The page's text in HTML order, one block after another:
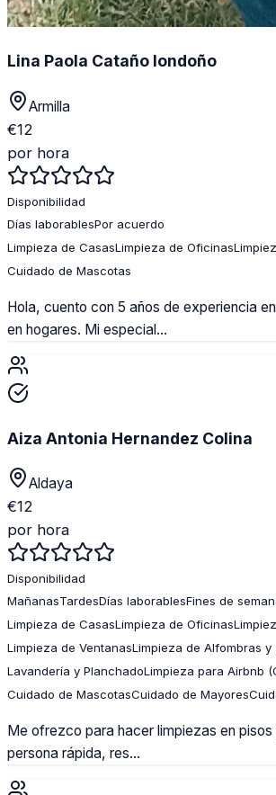
Lina Paola Cataño londoño
Armilla
€12
por hora
Disponibilidad
Días laborablesPor acuerdo
Limpieza de CasasLimpieza de Oficinas
Cuidado de Mascotas
Hola, cuento con 5 años de experiencia
en hogares. Mi especial...
Aiza Antonia Hernandez Colina
Aldaya
€12
por hora
Disponibilidad
MañanasTardesDías laborablesFines de
Limpieza de CasasLimpieza de Oficinas
Limpieza de VentanasLimpieza de Alfombras y
Lavandería y PlanchadoLimpieza para Airbnb
Cuidado de MascotasCuidado de Mayores
Me ofrezco para hacer limpiezas en
persona rápida, res...